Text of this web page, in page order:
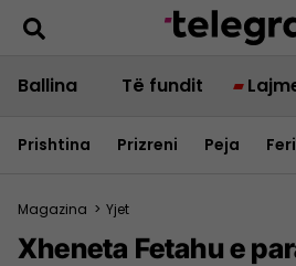
Ballina Të fundit
Prishtina Prizreni Peja
Magazina > Yjet
Xheneta Fetahu e